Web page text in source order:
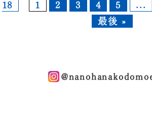
18
1 2 3 4 5 ...
最後 »